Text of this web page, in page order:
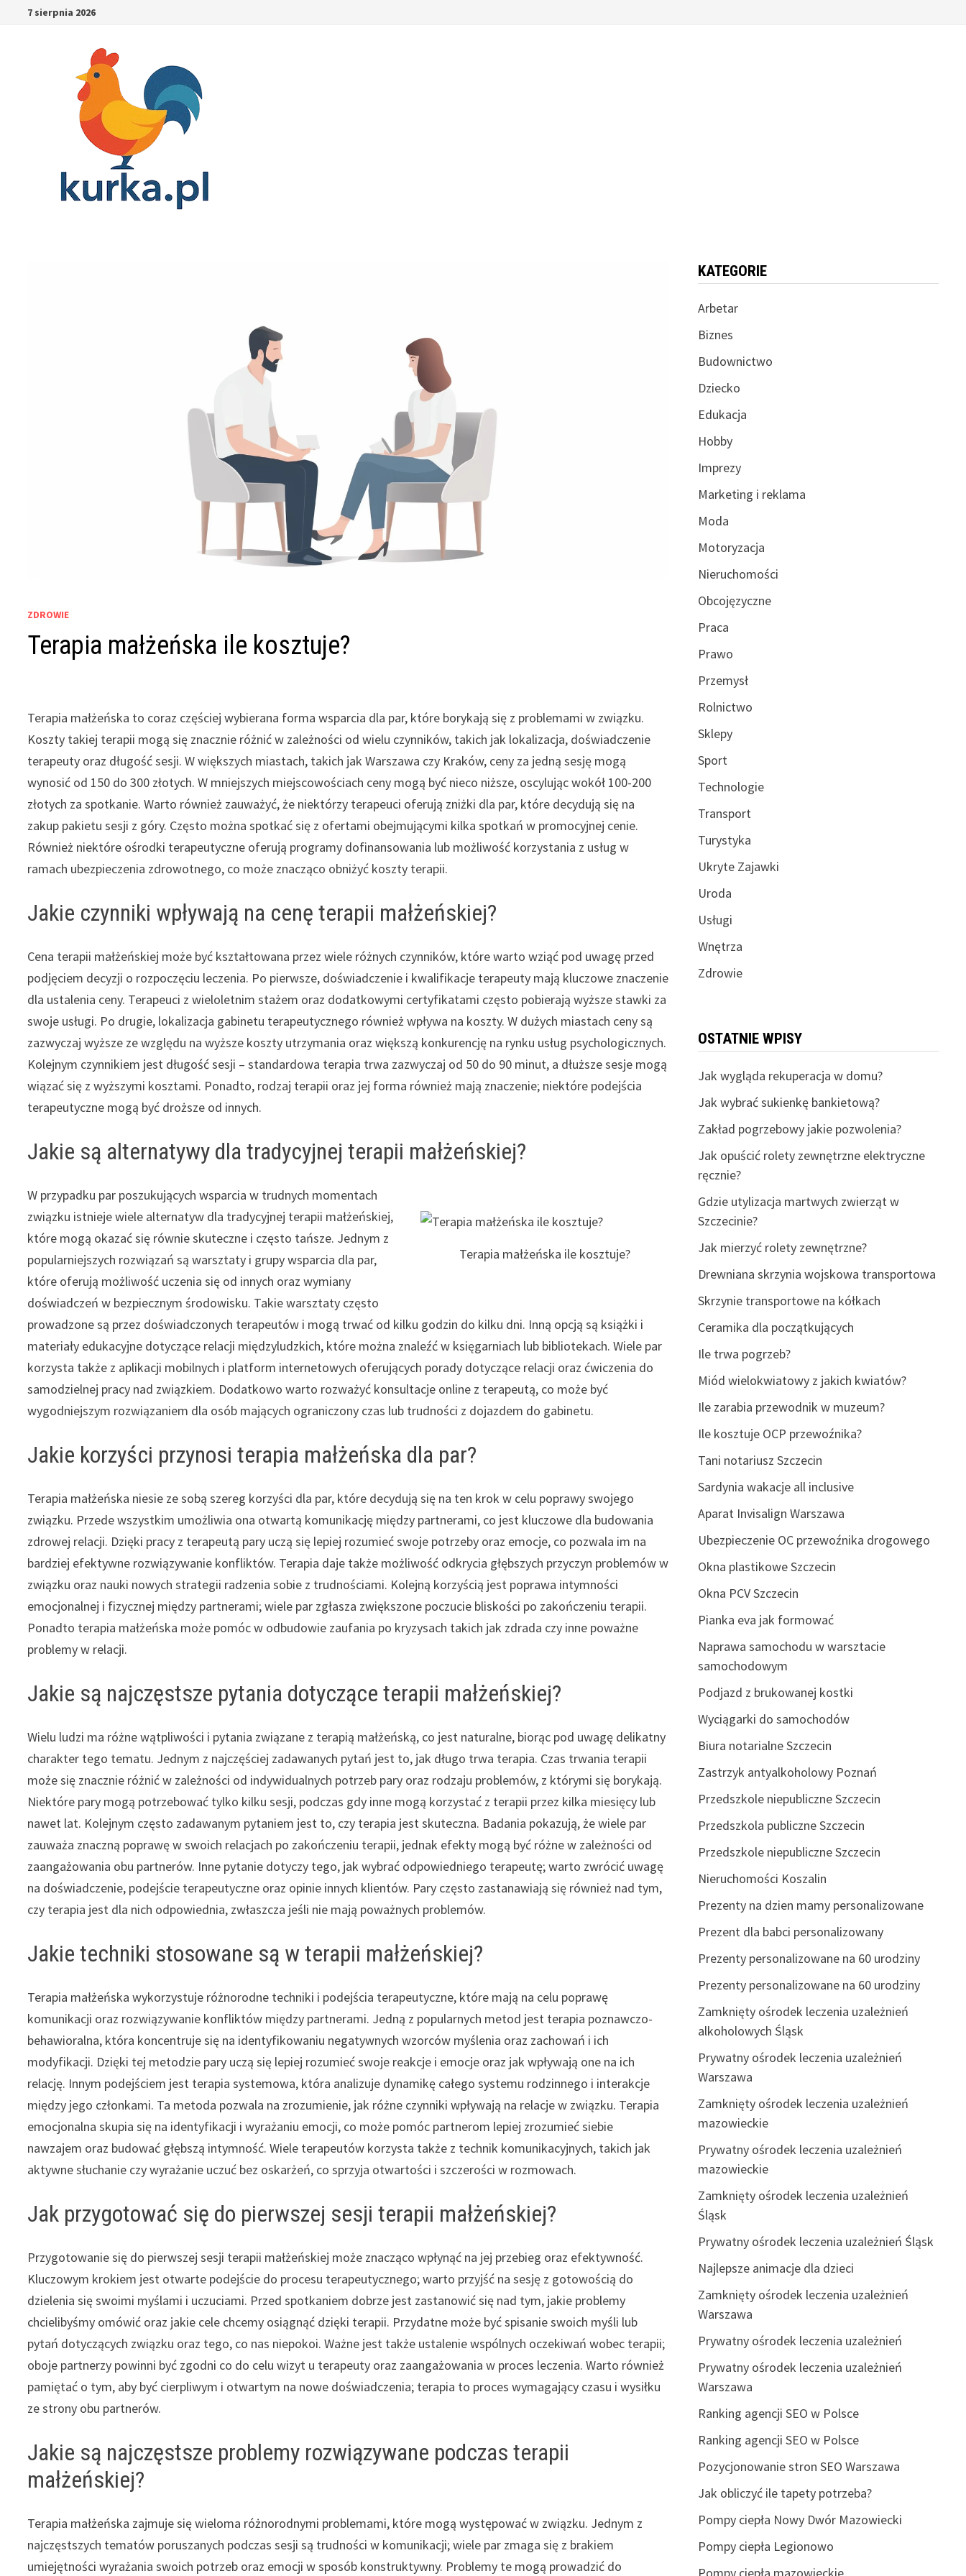
7 sierpnia 2026
ZDROWIE
Terapia małżeńska ile kosztuje?
Terapia małżeńska to coraz częściej wybierana forma wsparcia dla par, które borykają się z problemami w związku.
Koszty takiej terapii mogą się znacznie różnić w zależności od wielu czynników, takich jak lokalizacja, doświadczenie
terapeuty oraz długość sesji. W większych miastach, takich jak Warszawa czy Kraków, ceny za jedną sesję mogą
wynosić od 150 do 300 złotych. W mniejszych miejscowościach ceny mogą być nieco niższe, oscylując wokół 100-200
złotych za spotkanie. Warto również zauważyć, że niektórzy terapeuci oferują zniżki dla par, które decydują się na
zakup pakietu sesji z góry. Często można spotkać się z ofertami obejmującymi kilka spotkań w promocyjnej cenie.
Również niektóre ośrodki terapeutyczne oferują programy dofinansowania lub możliwość korzystania z usług w
ramach ubezpieczenia zdrowotnego, co może znacząco obniżyć koszty terapii.
Jakie czynniki wpływają na cenę terapii małżeńskiej?
Cena terapii małżeńskiej może być kształtowana przez wiele różnych czynników, które warto wziąć pod uwagę przed
podjęciem decyzji o rozpoczęciu leczenia. Po pierwsze, doświadczenie i kwalifikacje terapeuty mają kluczowe znaczenie
dla ustalenia ceny. Terapeuci z wieloletnim stażem oraz dodatkowymi certyfikatami często pobierają wyższe stawki za
swoje usługi. Po drugie, lokalizacja gabinetu terapeutycznego również wpływa na koszty. W dużych miastach ceny są
zazwyczaj wyższe ze względu na wyższe koszty utrzymania oraz większą konkurencję na rynku usług psychologicznych.
Kolejnym czynnikiem jest długość sesji – standardowa terapia trwa zazwyczaj od 50 do 90 minut, a dłuższe sesje mogą
wiązać się z wyższymi kosztami. Ponadto, rodzaj terapii oraz jej forma również mają znaczenie; niektóre podejścia
terapeutyczne mogą być droższe od innych.
Jakie są alternatywy dla tradycyjnej terapii małżeńskiej?
Terapia małżeńska ile kosztuje?
W przypadku par poszukujących wsparcia w trudnych momentach
związku istnieje wiele alternatyw dla tradycyjnej terapii małżeńskiej,
które mogą okazać się równie skuteczne i często tańsze. Jednym z
popularniejszych rozwiązań są warsztaty i grupy wsparcia dla par,
które oferują możliwość uczenia się od innych oraz wymiany
doświadczeń w bezpiecznym środowisku. Takie warsztaty często
prowadzone są przez doświadczonych terapeutów i mogą trwać od kilku godzin do kilku dni. Inną opcją są książki i
materiały edukacyjne dotyczące relacji międzyludzkich, które można znaleźć w księgarniach lub bibliotekach. Wiele par
korzysta także z aplikacji mobilnych i platform internetowych oferujących porady dotyczące relacji oraz ćwiczenia do
samodzielnej pracy nad związkiem. Dodatkowo warto rozważyć konsultacje online z terapeutą, co może być
wygodniejszym rozwiązaniem dla osób mających ograniczony czas lub trudności z dojazdem do gabinetu.
Jakie korzyści przynosi terapia małżeńska dla par?
Terapia małżeńska niesie ze sobą szereg korzyści dla par, które decydują się na ten krok w celu poprawy swojego
związku. Przede wszystkim umożliwia ona otwartą komunikację między partnerami, co jest kluczowe dla budowania
zdrowej relacji. Dzięki pracy z terapeutą pary uczą się lepiej rozumieć swoje potrzeby oraz emocje, co pozwala im na
bardziej efektywne rozwiązywanie konfliktów. Terapia daje także możliwość odkrycia głębszych przyczyn problemów w
związku oraz nauki nowych strategii radzenia sobie z trudnościami. Kolejną korzyścią jest poprawa intymności
emocjonalnej i fizycznej między partnerami; wiele par zgłasza zwiększone poczucie bliskości po zakończeniu terapii.
Ponadto terapia małżeńska może pomóc w odbudowie zaufania po kryzysach takich jak zdrada czy inne poważne
problemy w relacji.
Jakie są najczęstsze pytania dotyczące terapii małżeńskiej?
Wielu ludzi ma różne wątpliwości i pytania związane z terapią małżeńską, co jest naturalne, biorąc pod uwagę delikatny
charakter tego tematu. Jednym z najczęściej zadawanych pytań jest to, jak długo trwa terapia. Czas trwania terapii
może się znacznie różnić w zależności od indywidualnych potrzeb pary oraz rodzaju problemów, z którymi się borykają.
Niektóre pary mogą potrzebować tylko kilku sesji, podczas gdy inne mogą korzystać z terapii przez kilka miesięcy lub
nawet lat. Kolejnym często zadawanym pytaniem jest to, czy terapia jest skuteczna. Badania pokazują, że wiele par
zauważa znaczną poprawę w swoich relacjach po zakończeniu terapii, jednak efekty mogą być różne w zależności od
zaangażowania obu partnerów. Inne pytanie dotyczy tego, jak wybrać odpowiedniego terapeutę; warto zwrócić uwagę
na doświadczenie, podejście terapeutyczne oraz opinie innych klientów. Pary często zastanawiają się również nad tym,
czy terapia jest dla nich odpowiednia, zwłaszcza jeśli nie mają poważnych problemów.
Jakie techniki stosowane są w terapii małżeńskiej?
Terapia małżeńska wykorzystuje różnorodne techniki i podejścia terapeutyczne, które mają na celu poprawę
komunikacji oraz rozwiązywanie konfliktów między partnerami. Jedną z popularnych metod jest terapia poznawczo-
behawioralna, która koncentruje się na identyfikowaniu negatywnych wzorców myślenia oraz zachowań i ich
modyfikacji. Dzięki tej metodzie pary uczą się lepiej rozumieć swoje reakcje i emocje oraz jak wpływają one na ich
relację. Innym podejściem jest terapia systemowa, która analizuje dynamikę całego systemu rodzinnego i interakcje
między jego członkami. Ta metoda pozwala na zrozumienie, jak różne czynniki wpływają na relacje w związku. Terapia
emocjonalna skupia się na identyfikacji i wyrażaniu emocji, co może pomóc partnerom lepiej zrozumieć siebie
nawzajem oraz budować głębszą intymność. Wiele terapeutów korzysta także z technik komunikacyjnych, takich jak
aktywne słuchanie czy wyrażanie uczuć bez oskarżeń, co sprzyja otwartości i szczerości w rozmowach.
Jak przygotować się do pierwszej sesji terapii małżeńskiej?
Przygotowanie się do pierwszej sesji terapii małżeńskiej może znacząco wpłynąć na jej przebieg oraz efektywność.
Kluczowym krokiem jest otwarte podejście do procesu terapeutycznego; warto przyjść na sesję z gotowością do
dzielenia się swoimi myślami i uczuciami. Przed spotkaniem dobrze jest zastanowić się nad tym, jakie problemy
chcielibyśmy omówić oraz jakie cele chcemy osiągnąć dzięki terapii. Przydatne może być spisanie swoich myśli lub
pytań dotyczących związku oraz tego, co nas niepokoi. Ważne jest także ustalenie wspólnych oczekiwań wobec terapii;
oboje partnerzy powinni być zgodni co do celu wizyt u terapeuty oraz zaangażowania w proces leczenia. Warto również
pamiętać o tym, aby być cierpliwym i otwartym na nowe doświadczenia; terapia to proces wymagający czasu i wysiłku
ze strony obu partnerów.
Jakie są najczęstsze problemy rozwiązywane podczas terapii
małżeńskiej?
Terapia małżeńska zajmuje się wieloma różnorodnymi problemami, które mogą występować w związku. Jednym z
najczęstszych tematów poruszanych podczas sesji są trudności w komunikacji; wiele par zmaga się z brakiem
umiejętności wyrażania swoich potrzeb oraz emocji w sposób konstruktywny. Problemy te mogą prowadzić do
KATEGORIE
Arbetar
Biznes
Budownictwo
Dziecko
Edukacja
Hobby
Imprezy
Marketing i reklama
Moda
Motoryzacja
Nieruchomości
Obcojęzyczne
Praca
Prawo
Przemysł
Rolnictwo
Sklepy
Sport
Technologie
Transport
Turystyka
Ukryte Zajawki
Uroda
Usługi
Wnętrza
Zdrowie
OSTATNIE WPISY
Jak wygląda rekuperacja w domu?
Jak wybrać sukienkę bankietową?
Zakład pogrzebowy jakie pozwolenia?
Jak opuścić rolety zewnętrzne elektryczne
ręcznie?
Gdzie utylizacja martwych zwierząt w
Szczecinie?
Jak mierzyć rolety zewnętrzne?
Drewniana skrzynia wojskowa transportowa
Skrzynie transportowe na kółkach
Ceramika dla początkujących
Ile trwa pogrzeb?
Miód wielokwiatowy z jakich kwiatów?
Ile zarabia przewodnik w muzeum?
Ile kosztuje OCP przewoźnika?
Tani notariusz Szczecin
Sardynia wakacje all inclusive
Aparat Invisalign Warszawa
Ubezpieczenie OC przewoźnika drogowego
Okna plastikowe Szczecin
Okna PCV Szczecin
Pianka eva jak formować
Naprawa samochodu w warsztacie
samochodowym
Podjazd z brukowanej kostki
Wyciągarki do samochodów
Biura notarialne Szczecin
Zastrzyk antyalkoholowy Poznań
Przedszkole niepubliczne Szczecin
Przedszkola publiczne Szczecin
Przedszkole niepubliczne Szczecin
Nieruchomości Koszalin
Prezenty na dzien mamy personalizowane
Prezent dla babci personalizowany
Prezenty personalizowane na 60 urodziny
Prezenty personalizowane na 60 urodziny
Zamknięty ośrodek leczenia uzależnień
alkoholowych Śląsk
Prywatny ośrodek leczenia uzależnień
Warszawa
Zamknięty ośrodek leczenia uzależnień
mazowieckie
Prywatny ośrodek leczenia uzależnień
mazowieckie
Zamknięty ośrodek leczenia uzależnień
Śląsk
Prywatny ośrodek leczenia uzależnień Śląsk
Najlepsze animacje dla dzieci
Zamknięty ośrodek leczenia uzależnień
Warszawa
Prywatny ośrodek leczenia uzależnień
Prywatny ośrodek leczenia uzależnień
Warszawa
Ranking agencji SEO w Polsce
Ranking agencji SEO w Polsce
Pozycjonowanie stron SEO Warszawa
Jak obliczyć ile tapety potrzeba?
Pompy ciepła Nowy Dwór Mazowiecki
Pompy ciepła Legionowo